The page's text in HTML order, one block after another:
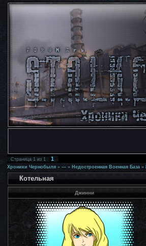
Страница1из1 1
Хроники Чернобыля » --- » Недостроенная Военная База »
Котельная
Джинни